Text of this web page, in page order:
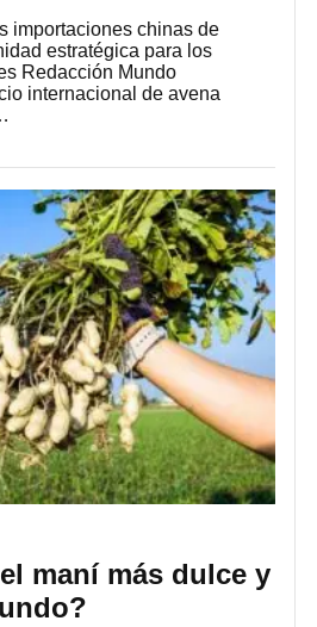
importaciones chinas de
estratégica para los
Redacción Mundo
internacional de avena
maní más dulce y